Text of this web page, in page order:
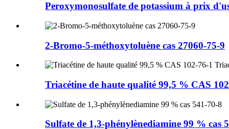
Peroxymonosulfate de potassium à prix
2-Bromo-5-méthoxytoluène cas 27060-75-9
Triacétine de haute qualité 99,5 % CAS
Sulfate de 1,3-phénylènediamine 99 % cas